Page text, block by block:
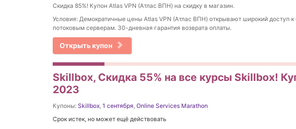
Скидка 85%! Купон Atlas VPN (Атлас ВПН) на скидку в магазин.
Условия: Демократичные цены Atlas VPN (Атлас ВПН) открывают широкий доступ
потоковым серверам. 30-дневная гарантия возврата оплаты.
Открыть купон
Skillbox, Скидка 55% на все курсы Skillbox!
2023
Купоны: Skillbox, 1 сентября, Online Services Marathon
Срок истек, но может ещё действовать